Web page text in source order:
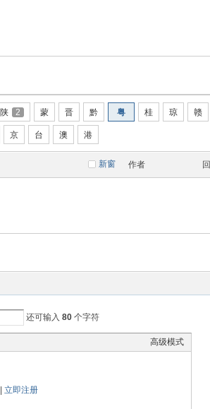
陕 2 蒙 晋 黔 粤 桂 琼 赣
京 台 澳 港
新窗 作者
还可输入 80 个字符
高级模式
立即注册